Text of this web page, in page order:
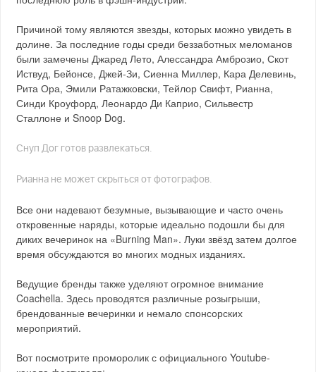
Причиной тому являются звезды, которых можно увидеть в
долине. За последние годы среди беззаботных меломанов
были замечены Джаред Лето, Алессандра Амброзио, Скот
Иствуд, Бейонсе, Джей-Зи, Сиенна Миллер, Кара Делевинь,
Рита Ора, Эмили Ратажковски, Тейлор Свифт, Рианна,
Синди Кроуфорд, Леонардо Ди Каприо, Сильвестр
Сталлоне и Snoop Dog.
Снуп Дог готов развлекаться.
Рианна не может скрыться от фотографов.
Все они надевают безумные, вызывающие и часто очень
откровенные наряды, которые идеально подошли бы для
диких вечеринок на «Burning Man». Луки звёзд затем долгое
время обсуждаются во многих модных изданиях.
Ведущие бренды также уделяют огромное внимание
Coachella. Здесь проводятся различные розыгрыши,
брендованные вечеринки и немало спонсорских
мероприятий.
Вот посмотрите проморолик с официального Youtube-